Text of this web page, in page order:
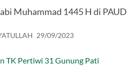
Muhammad 1445 H di PAUD
29/09/2023